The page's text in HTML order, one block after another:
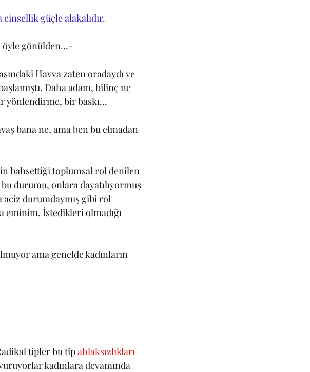
güçle alakalıdır.
öyle gönülden...-
Havva zaten oradaydı ve
Daha adam, bilinç ne
yönlendirme, bir baskı...
bana ne, ama ben bu elmadan
bahsettiği toplumsal rol denilen
durumu, onlara dayatılıyormuş
durumdaymış gibi rol
eminim. İstedikleri olmadığı
ama genelde kadınların
tipler bu tip ahlaksızlıkları
kadınlara devamında